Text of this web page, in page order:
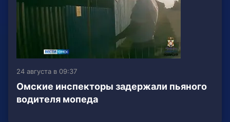
24 августа в 09:37
Омские инспекторы задержали пьяного
водителя мопеда